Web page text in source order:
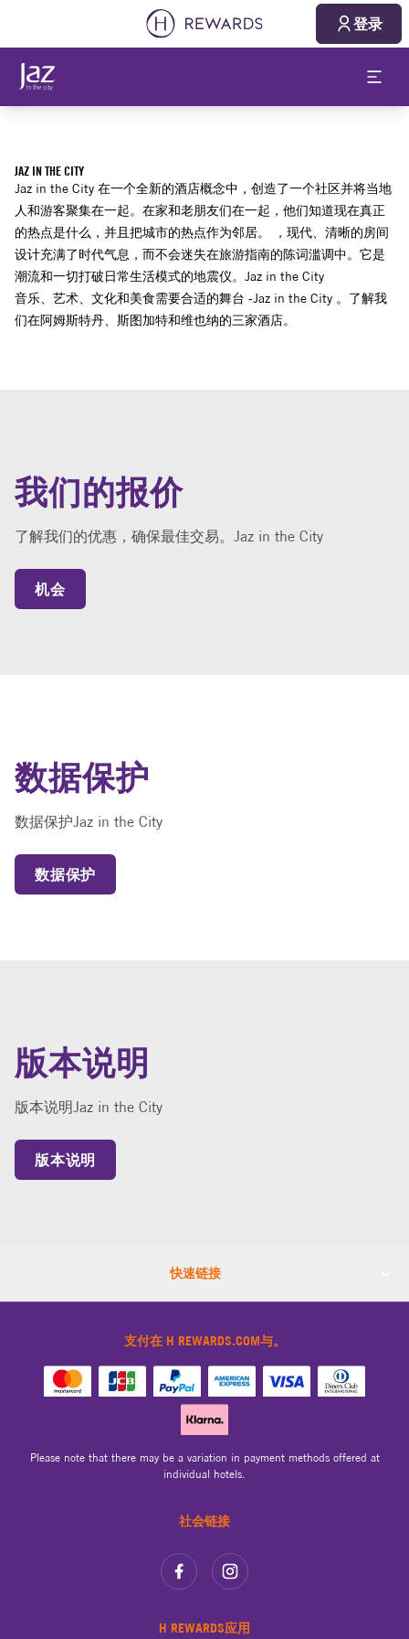
登录
JAZ IN THE CITY
Jaz in the City 在一个全新的酒店概念中，创造了一个社区并将当地
人和游客聚集在一起。在家和老朋友们在一起，他们知道现在真正
的热点是什么，并且把城市的热点作为邻居。 ，现代、清晰的房间
设计充满了时代气息，而不会迷失在旅游指南的陈词滥调中。它是
潮流和一切打破日常生活模式的地震仪。Jaz in the City
音乐、艺术、文化和美食需要合适的舞台 -Jaz in the City 。了解我
们在阿姆斯特丹、斯图加特和维也纳的三家酒店。
我们的报价
了解我们的优惠，确保最佳交易。Jaz in the City
机会
数据保护
数据保护Jaz in the City
数据保护
版本说明
版本说明Jaz in the City
版本说明
快速链接
社会链接
H REWARDS应用
支付在 H REWARDS.COM与。
Please note that there may be a variation in payment methods offered at
individual hotels.